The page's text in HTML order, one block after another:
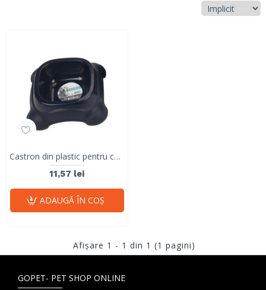
Castron din plastic pentru caini 2300ml, M-PETS 10502799
11,57 lei
ADAUGĂ ÎN COŞ
Afişare 1 - 1 din 1 (1 pagini)
GOPET- PET SHOP ONLINE